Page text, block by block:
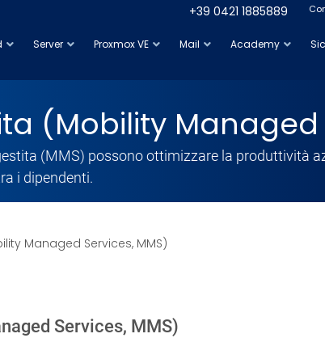
+39 0421 1885889
Server Proxmox VE Mail Academy
(Mobility Managed
(MMS) possono ottimizzare la produttività
i dipendenti.
Managed Services, MMS)
Services, MMS)